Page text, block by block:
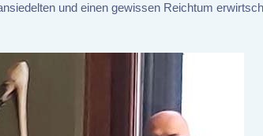
und einen gewissen Reichtum